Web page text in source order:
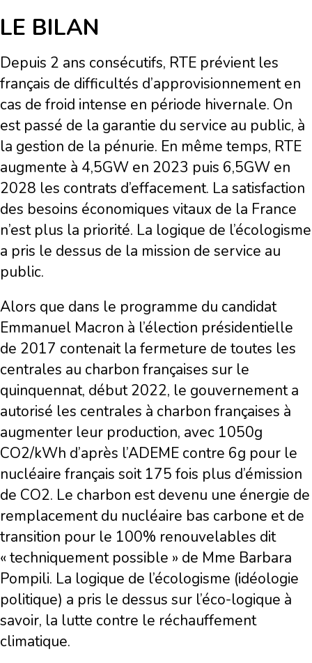
LE BILAN
Depuis 2 ans consécutifs, RTE prévient les
français de difficultés d’approvisionnement en
cas de froid intense en période hivernale. On
est passé de la garantie du service au public, à
la gestion de la pénurie. En même temps, RTE
augmente à 4,5GW en 2023 puis 6,5GW en
2028 les contrats d’effacement. La satisfaction
des besoins économiques vitaux de la France
n’est plus la priorité. La logique de l’écologisme
a pris le dessus de la mission de service au
public.
Alors que dans le programme du candidat
Emmanuel Macron à l’élection présidentielle
de 2017 contenait la fermeture de toutes les
centrales au charbon françaises sur le
quinquennat, début 2022, le gouvernement a
autorisé les centrales à charbon françaises à
augmenter leur production, avec 1050g
CO2/kWh d’après l’ADEME contre 6g pour le
nucléaire français soit 175 fois plus d’émission
de CO2. Le charbon est devenu une énergie de
remplacement du nucléaire bas carbone et de
transition pour le 100% renouvelables dit
« techniquement possible » de Mme Barbara
Pompili. La logique de l’écologisme (idéologie
politique) a pris le dessus sur l’éco-logique à
savoir, la lutte contre le réchauffement
climatique.